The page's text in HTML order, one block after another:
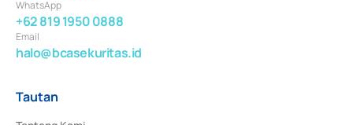
WhatsApp
+62 819 1950 0888
Email
halo@bcasekuritas.id
Tautan